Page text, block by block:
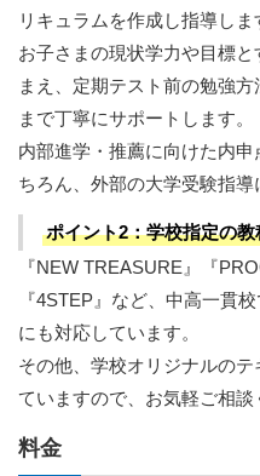
リキュラムを作成し指導しま
お子さまの現状学力や目標
まえ、定期テスト前の勉強
まで丁寧にサポートします。
内部進学・推薦に向けた内
ちろん、外部の大学受験指導
ポイント2：学校指定の
『NEW TREASURE』『
『4STEP』など、中高一貫
にも対応しています。
その他、学校オリジナルの
ていますので、お気軽ご相談
料金